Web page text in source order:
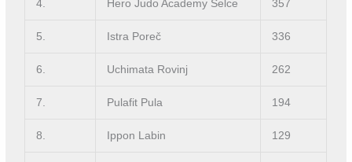
4. Hero Judo Academy Selce 357
5. Istra Poreč 336
6. Uchimata Rovinj 262
7. Pulafit Pula 194
8. Ippon Labin 129